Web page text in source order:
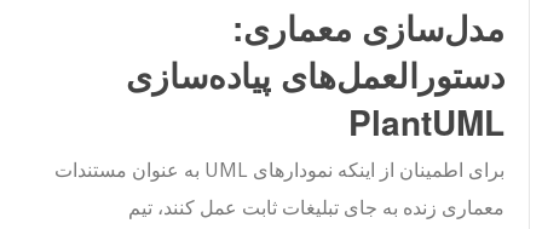
مدل‌سازی معماری:
دستورالعمل‌های پیاده‌سازی
PlantUML
برای اطمینان از اینکه نمودارهای UML به عنوان مستندات
معماری زنده به جای تبلیغات ثابت عمل کنند، تیم